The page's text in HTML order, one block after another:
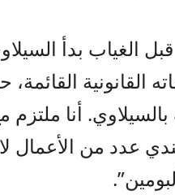
قبل الغياب بدأ
القانونية
أنا ملتزم